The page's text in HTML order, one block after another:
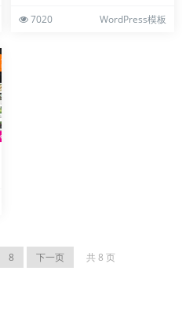
7020 WordPress模板
8 下一页 共 8 页